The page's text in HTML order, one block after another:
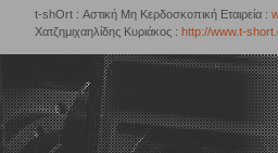
t-shOrt : Αστική Μη Κερδοσκοπική Εταιρεία :
Χατζημιχαηλίδης Κυριάκος : http://www.t-